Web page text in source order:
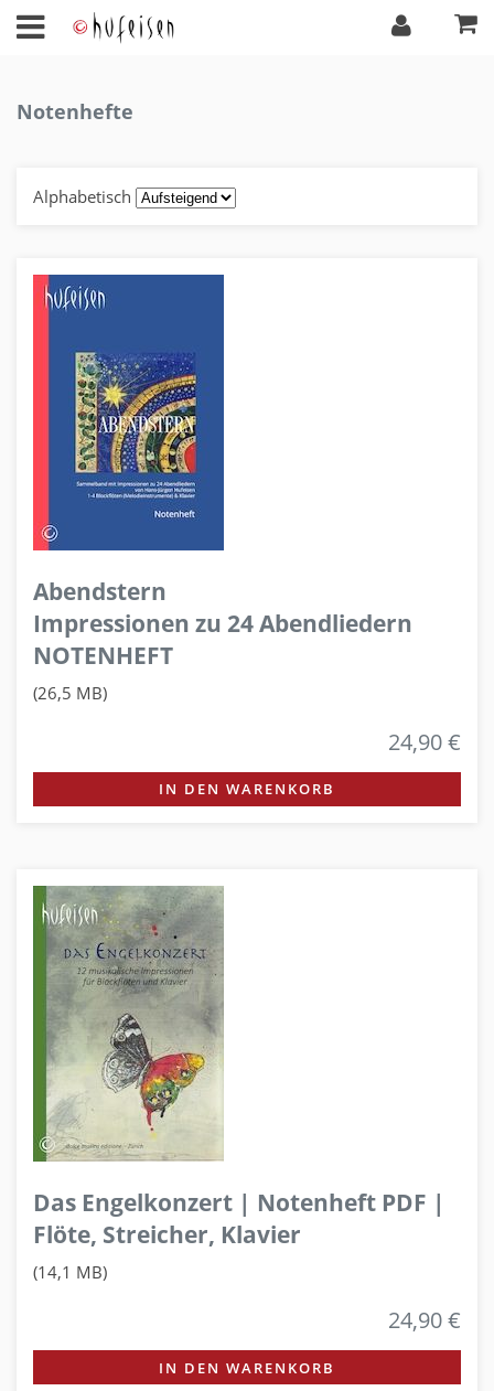
Notenhefte
Alphabetisch
Abendstern
Impressionen zu 24 Abendliedern
NOTENHEFT
(26,5 MB)
24,90 €
IN DEN WARENKORB
Das Engelkonzert | Notenheft PDF |
Flöte, Streicher, Klavier
(14,1 MB)
24,90 €
IN DEN WARENKORB